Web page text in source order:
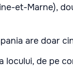
et-Marne),
are doar
locului, de pe